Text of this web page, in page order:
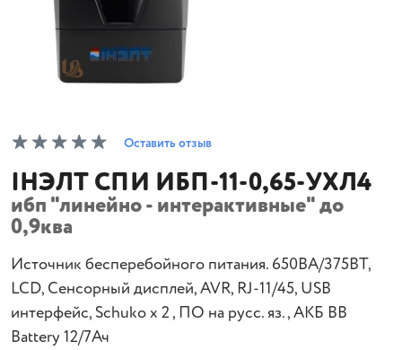
Оставить отзыв
IНЭЛТ СПИ ИБП-11-0,65-УХЛ4
ибп "линейно - интерактивные" до
0,9ква
Источник бесперебойного питания. 650ВА/375ВТ,
LCD, Сенсорный дисплей, AVR, RJ-11/45, USB
интерфейс, Schuko х 2 , ПО на русс. яз. , АКБ BB
Battery 12/7Ач